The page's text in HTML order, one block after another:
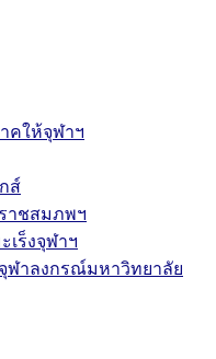
คให้จุฬาฯ
ส์
าชสมภพฯ
ร็งจุฬาฯ
ฬาลงกรณ์มหาวิทยาลัย